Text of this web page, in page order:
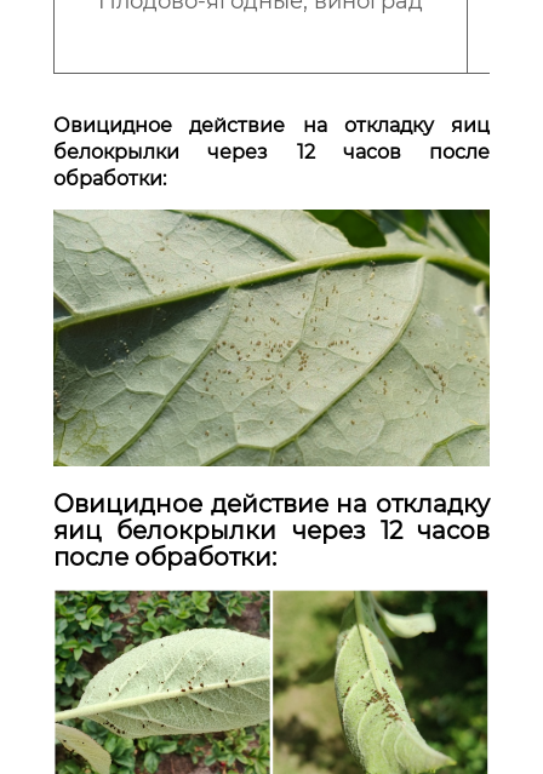
Овицидное действие на откладку яиц
белокрылки через 12 часов после
обработки:
Овицидное действие на откладку
яиц белокрылки через 12 часов
после обработки: